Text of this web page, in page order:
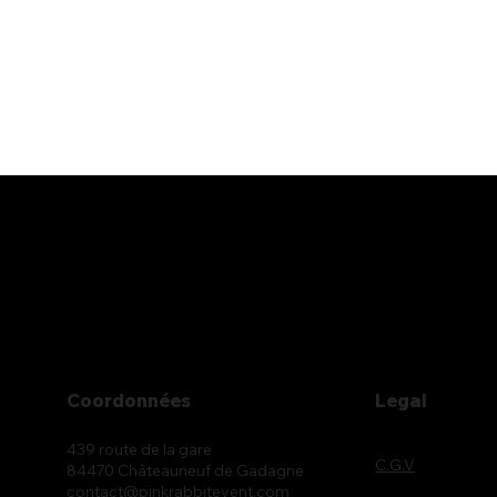
439 route de la gare
84470 Châteauneuf de Gadagne
contact@pinkrabbitevent.com
Coordonnées
C.G.V
Legal